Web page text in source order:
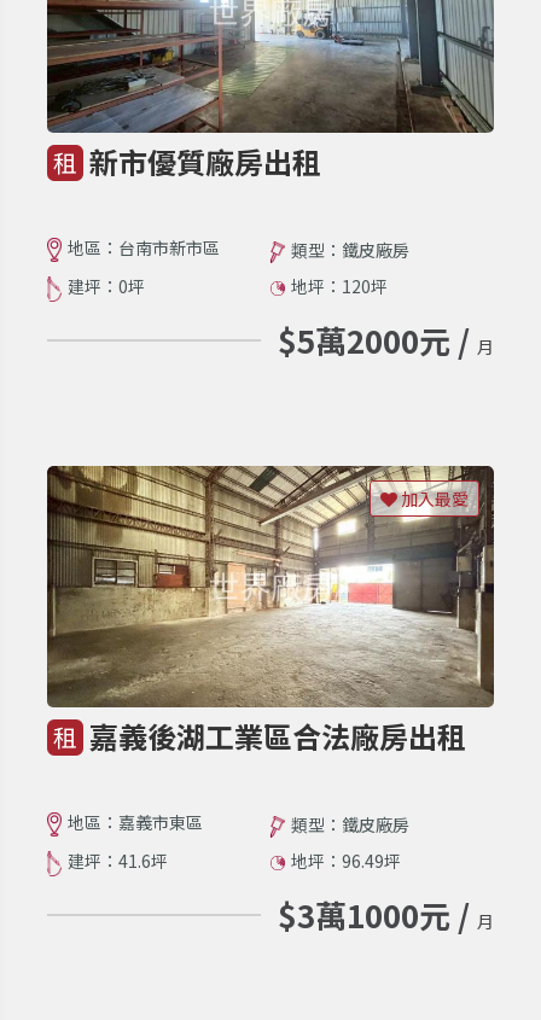
租 新市優質廠房出租
地區：台南市新市區
類型：鐵皮廠房
建坪：0坪
地坪：120坪
$5萬2000元 / 月
租 嘉義後湖工業區合法廠房出租
地區：嘉義市東區
類型：鐵皮廠房
建坪：41.6坪
地坪：96.49坪
$3萬1000元 / 月
加入最愛